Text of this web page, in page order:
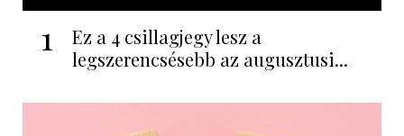
1
Ez a 4 csillagjegy lesz a
legszerencsésebb az augusztusi...